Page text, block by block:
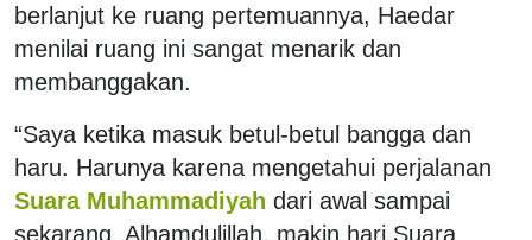
berlanjut ke ruang pertemuannya, Haedar
menilai ruang ini sangat menarik dan
membanggakan.
“Saya ketika masuk betul-betul bangga dan
haru. Harunya karena mengetahui perjalanan
Suara Muhammadiyah dari awal sampai
sekarang. Alhamdulillah, makin hari Suara